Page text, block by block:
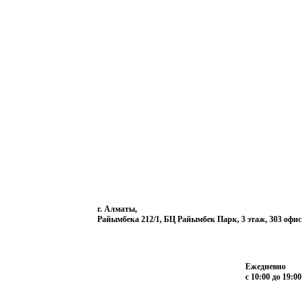
г. Алматы,
Райымбека 212/1, БЦ Райымбек Парк, 3 этаж, 303 офис
Ежедневно
с 10:00 до 19:00